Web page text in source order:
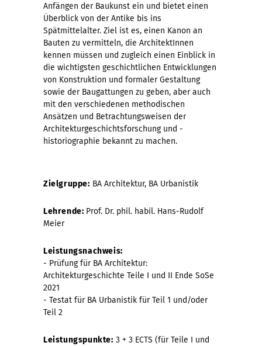
Anfängen der Baukunst ein und bietet einen
Überblick von der Antike bis ins
Spätmittelalter. Ziel ist es, einen Kanon an
Bauten zu vermitteln, die ArchitektInnen
kennen müssen und zugleich einen Einblick in
die wichtigsten geschichtlichen Entwicklungen
von Konstruktion und formaler Gestaltung
sowie der Baugattungen zu geben, aber auch
mit den verschiedenen methodischen
Ansätzen und Betrachtungsweisen der
Architekturgeschichtsforschung und -
historiographie bekannt zu machen.
Zielgruppe: BA Architektur, BA Urbanistik
Lehrende: Prof. Dr. phil. habil. Hans-Rudolf
Meier
Leistungsnachweis:
- Prüfung für BA Architektur:
Architekturgeschichte Teile I und II Ende SoSe
2021
- Testat für BA Urbanistik für Teil 1 und/oder
Teil 2
Leistungspunkte: 3 + 3 ECTS (für Teile I und